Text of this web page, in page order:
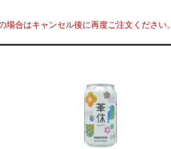
合はキャンセル後に再度ご注文ください。